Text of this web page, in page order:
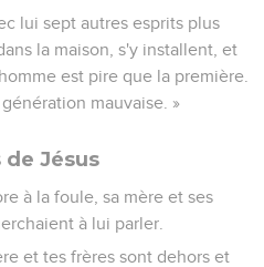
lui sept autres esprits plus
la maison, s'y installent, et
est pire que la première.
mauvaise. »
Jésus
à la foule, sa mère et ses
à lui parler.
et tes frères sont dehors et